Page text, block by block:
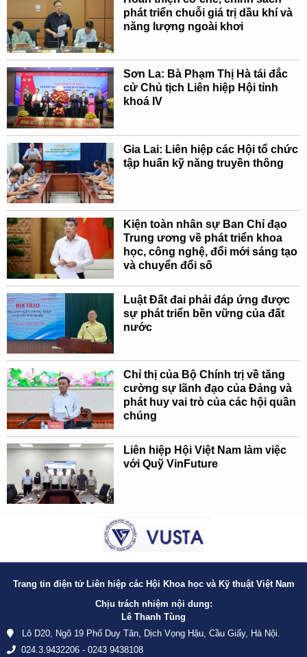
phát triển chuỗi giá trị dầu khí và
năng lượng ngoài khơi
Sơn La: Bà Phạm Thị Hà tái đắc
cử Chủ tịch Liên hiệp Hội tỉnh
khoá IV
Gia Lai: Liên hiệp các Hội tổ chức
tập huấn kỹ năng truyền thông
Kiện toàn nhân sự Ban Chỉ đạo
Trung ương về phát triển khoa
học, công nghệ, đổi mới sáng tạo
và chuyển đổi số
Luật Đất đai phải đáp ứng được
sự phát triển bền vững của đất
nước
Chỉ thị của Bộ Chính trị về tăng
cường sự lãnh đạo của Đảng và
phát huy vai trò của các hội quần
chúng
Liên hiệp Hội Việt Nam làm việc
với Quỹ VinFuture
Trang tin điện tử Liên hiệp các Hội Khoa học và Kỹ thuật Việt Nam
Chịu trách nhiệm nội dung:
Lê Thanh Tùng
Lô D20, Ngõ 19 Phố Duy Tân, Dịch Vọng Hậu, Cầu Giấy, Hà Nội.
024.3.9432206 - 0243 9438108